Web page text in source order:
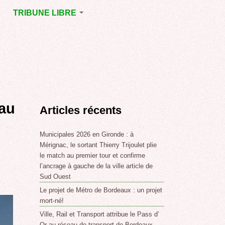
DE
TRIBUNE LIBRE
POINT DE VUE
Articles récents
Municipales 2026 en Gironde : à
Mérignac, le sortant Thierry Trijoulet plie
le match au premier tour et confirme
l’ancrage à gauche de la ville article de
Sud Ouest
Le projet de Métro de Bordeaux : un projet
mort-né!
Ville, Rail et Transport attribue le Pass d’